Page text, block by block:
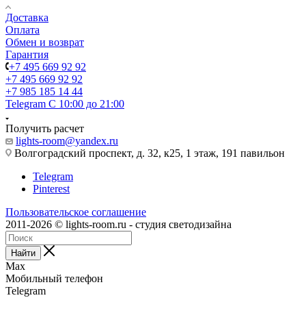
Доставка
Оплата
Обмен и возврат
Гарантия
+7 495 669 92 92
+7 495 669 92 92
+7 985 185 14 44
Telegram С 10:00 до 21:00
Получить расчет
lights-room@yandex.ru
Волгоградский проспект, д. 32, к25, 1 этаж, 191 павильон
Telegram
Pinterest
Пользовательское соглашение
2011-2026 © lights-room.ru - студия светодизайна
Найти
Max
Мобильный телефон
Telegram